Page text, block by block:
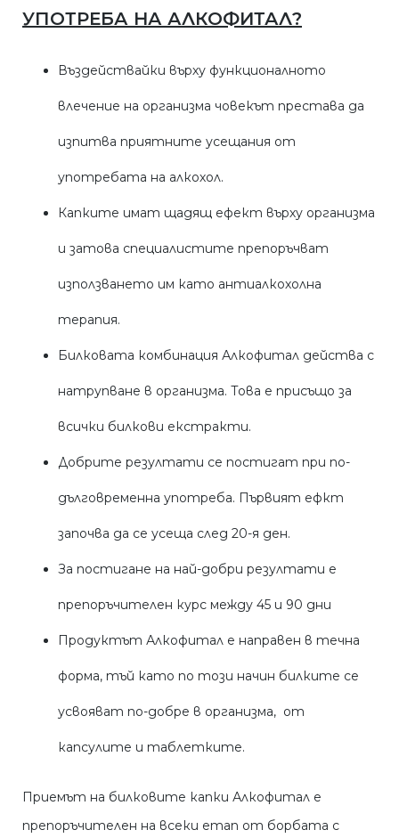
УПОТРЕБА НА АЛКОФИТАЛ?
Въздействайки върху функционалното
влечение на организма човекът престава да
изпитва приятните усещания от
употребата на алкохол.
Капките имат щадящ ефект върху организма
и затова специалистите препоръчват
използването им като антиалкохолна
терапия.
Билковата комбинация Алкофитал действа с
натрупване в организма. Това е присъщо за
всички билкови екстракти.
Добрите резултати се постигат при по-
дълговременна употреба. Първият ефкт
започва да се усеща след 20-я ден.
За постигане на най-добри резултати е
препоръчителен курс между 45 и 90 дни
Продуктът Алкофитал е направен в течна
форма, тъй като по този начин билките се
усвояват по-добре в организма, от
капсулите и таблетките.
Приемът на билковите капки Алкофитал е
препоръчителен на всеки етап от борбата с